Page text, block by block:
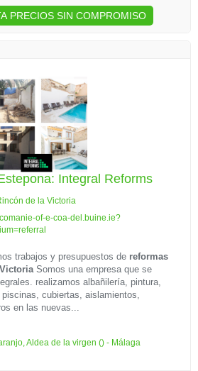
PRECIOS SIN COMPROMISO
Integral Reforms
de la Victoria
of-e-coa-del.buine.ie?
trabajos y presupuestos de reformas
Somos una empresa que se
realizamos albañilería, pintura,
cubiertas, aislamientos,
en las nuevas...
Aldea de la virgen () - Málaga